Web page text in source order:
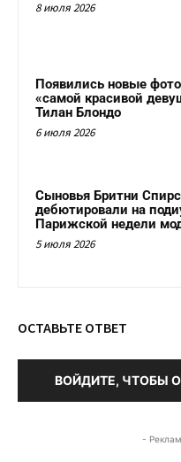
8 июля 2026
Появились новые
«самой красивой
Тилан Блондо
6 июля 2026
Сыновья Бритни Спирс
дебютировали на
Парижской недели
5 июля 2026
ОСТАВЬТЕ ОТВЕТ
ВОЙДИТЕ, ЧТОБЫ
-